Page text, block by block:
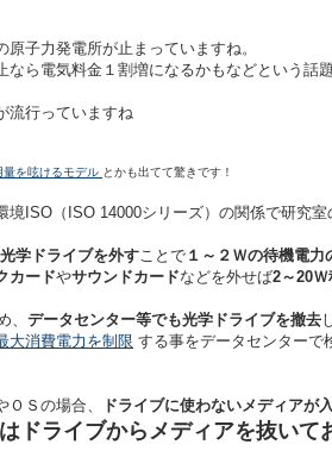
原子力発電所が止まっていますね。
なら電気料金１割増になるかもなどという話
流行っていますね
量を呟けるモデル とかも出てて驚きです！
境ISO（ISO 14000シリーズ）の関係で研究室
光学ドライブを外すことで １～２Ｗの待機電力
カードやサウンドカードなどを外せば2～20
、 データセンター等でも光学ドライブを撤去
大消費電力を制限 する事をデータセンターで
Ｓの場合、 ドライブに使わないメディアが
ドライブからメディアを抜いて